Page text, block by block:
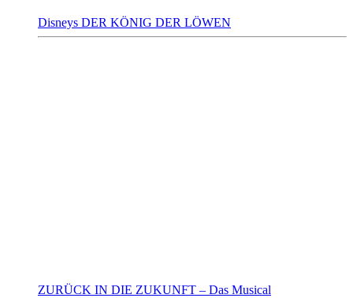
Disneys DER KÖNIG DER LÖWEN
ZURÜCK IN DIE ZUKUNFT – Das Musical